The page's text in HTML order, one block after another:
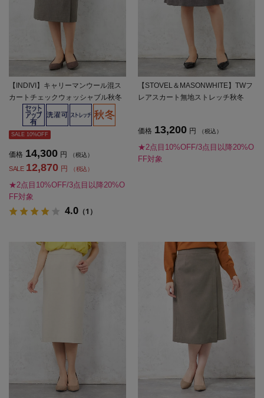
【INDIVI】キャリーマンウール混ス
カートチェックウォッシャブル秋冬
【レディース】
SALE 10%OFF
価格 14,300 円 （税込）
SALE 12,870 円 （税込）
★2点目10%OFF/3点目以降20%O
FF対象
4.0 （1）
【STOVEL＆MASONWHITE】TWフ
レアスカート無地ストレッチ秋冬
価格 13,200 円 （税込）
★2点目10%OFF/3点目以降20%O
FF対象